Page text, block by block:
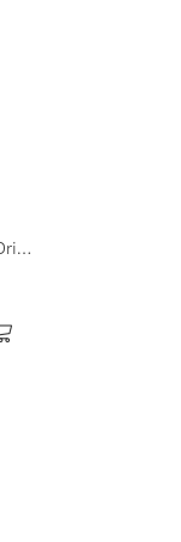
POWER,1p,240Вт,10А,24В,Oring